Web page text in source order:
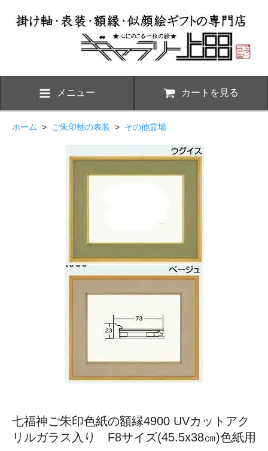
メニュー カートを見る
ホーム > ご朱印軸の表装 > その他霊場
七福神ご朱印色紙の額縁4900 UVカットアク
リルガラス入り F8サイズ(45.5x38㎝)色紙用